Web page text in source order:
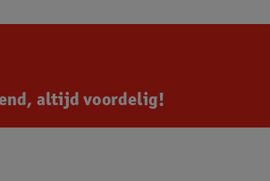
altijd voordelig!